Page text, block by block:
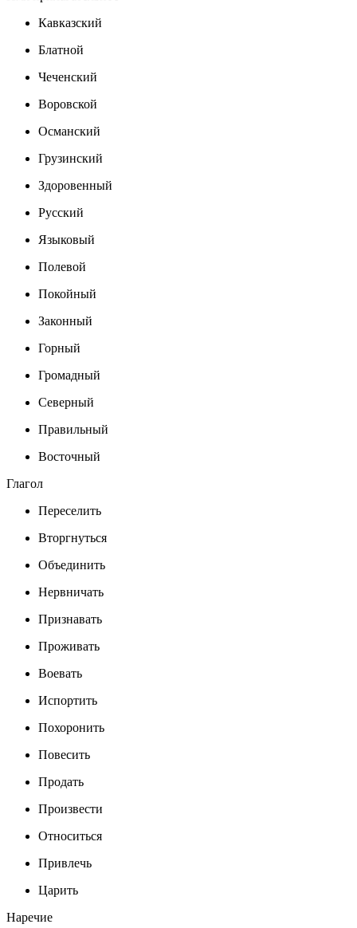
Кавказский
Блатной
Чеченский
Воровской
Османский
Грузинский
Здоровенный
Русский
Языковый
Полевой
Покойный
Законный
Горный
Громадный
Северный
Правильный
Восточный
Глагол
Переселить
Вторгнуться
Объединить
Нервничать
Признавать
Проживать
Воевать
Испортить
Похоронить
Повесить
Продать
Произвести
Относиться
Привлечь
Царить
Наречие